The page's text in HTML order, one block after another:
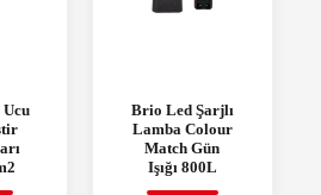
Brio Led Şarjlı
Lamba Colour
Match Gün
Işığı 800L